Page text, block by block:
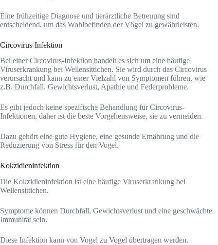
Eine frühzeitige Diagnose und tierärztliche Betreuung sind
entscheidend, um das Wohlbefinden der Vögel zu gewährleisten.
Circovirus-Infektion
Bei einer Circovirus-Infektion handelt es sich um eine häufige
Viruserkrankung bei Wellensittichen. Sie wird durch das Circovirus
verursacht und kann zu einer Vielzahl von Symptomen führen, wie
z.B. Durchfall, Gewichtsverlust, Apathie und Federprobleme.
Es gibt jedoch keine spezifische Behandlung für Circovirus-
Infektionen, daher ist die beste Vorgehensweise, sie zu vermeiden.
Dazu gehört eine gute Hygiene, eine gesunde Ernährung und die
Reduzierung von Stress für den Vogel.
Kokzidieninfektion
Die Kokzidieninfektion ist eine häufige Viruserkrankung bei
Wellensittichen.
Symptome können Durchfall, Gewichtsverlust und eine geschwächte
Immunität sein.
Diese Infektion kann von Vogel zu Vogel übertragen werden.